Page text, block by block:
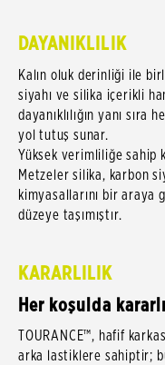
DAYANIKLILIK
Kalın oluk derinliği ile
siyahı ve silika içerikli
dayanıklılığın yanı
yol tutuş sunar.
Yüksek verimliliğe sahip
Metzeler silika, karbon
kimyasallarını bir
düzeye taşımıştır.
KARARLILIK
Her koşulda
TOURANCE™, hafif
arka lastiklere sahiptir;